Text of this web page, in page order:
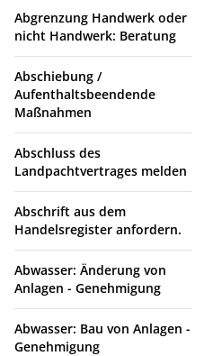
Abgrenzung Handwerk oder
nicht Handwerk: Beratung
Abschiebung /
Aufenthaltsbeendende
Maßnahmen
Abschluss des
Landpachtvertrages melden
Abschrift aus dem
Handelsregister anfordern.
Abwasser: Änderung von
Anlagen - Genehmigung
Abwasser: Bau von Anlagen -
Genehmigung